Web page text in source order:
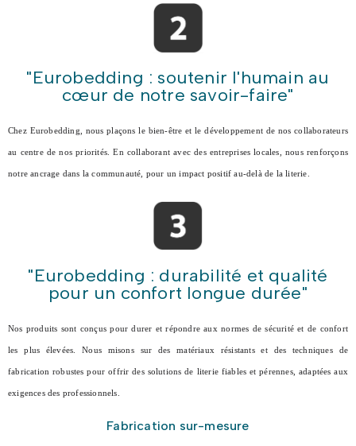
"Eurobedding : soutenir l'humain au
cœur de notre savoir-faire"
Chez Eurobedding, nous plaçons le bien-être et le développement de nos collaborateurs
au centre de nos priorités. En collaborant avec des entreprises locales, nous renforçons
notre ancrage dans la communauté, pour un impact positif au-delà de la literie.
"Eurobedding : durabilité et qualité
pour un confort longue durée"
Nos produits sont conçus pour durer et répondre aux normes de sécurité et de confort
les plus élevées. Nous misons sur des matériaux résistants et des techniques de
fabrication robustes pour offrir des solutions de literie fiables et pérennes, adaptées aux
exigences des professionnels.
Fabrication sur-mesure